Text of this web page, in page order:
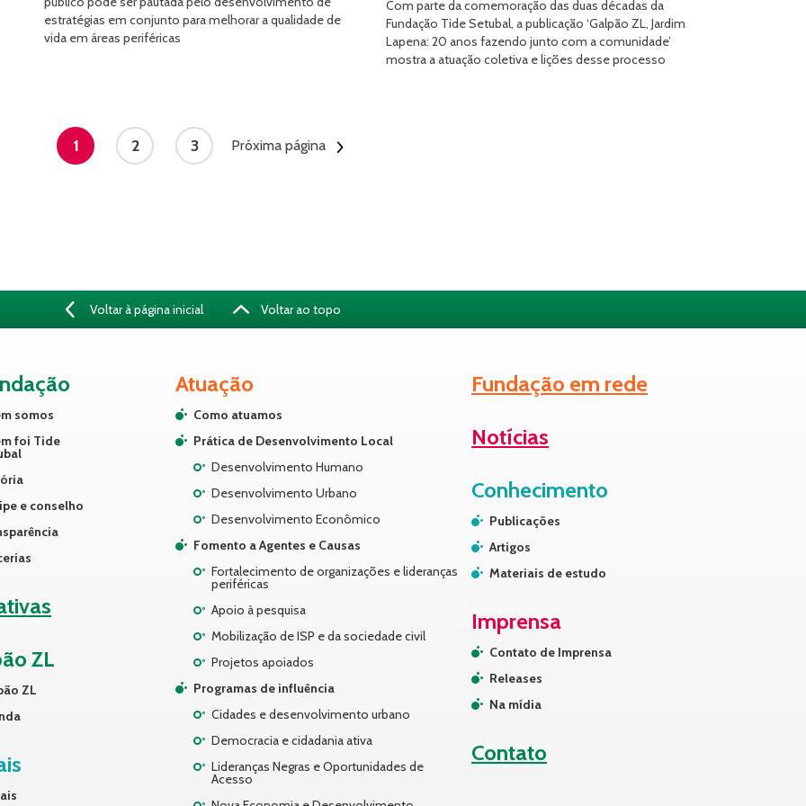
estratégias em conjunto para melhorar a qualidade de
vida em áreas periféricas
Com parte da comemoração das duas décadas da
Fundação Tide Setubal, a publicação ‘Galpão ZL, Jardim
Lapena: 20 anos fazendo junto com a comunidade’
mostra a atuação coletiva e lições desse processo
1 2 3 Próxima página
Voltar à página inicial Voltar ao topo
somos
foi Tide
e conselho
ZL
ZL
Atuação
Como atuamos
Prática de Desenvolvimento Local
Desenvolvimento Humano
Desenvolvimento Urbano
Desenvolvimento Econômico
Fomento a Agentes e Causas
Fortalecimento de organizações e lideranças
periféricas
Apoio à pesquisa
Mobilização de ISP e da sociedade civil
Projetos apoiados
Programas de influência
Cidades e desenvolvimento urbano
Democracia e cidadania ativa
Lideranças Negras e Oportunidades de
Acesso
Fundação em rede
Notícias
Conhecimento
Publicações
Artigos
Materiais de estudo
Imprensa
Contato de Imprensa
Releases
Na mídia
Contato